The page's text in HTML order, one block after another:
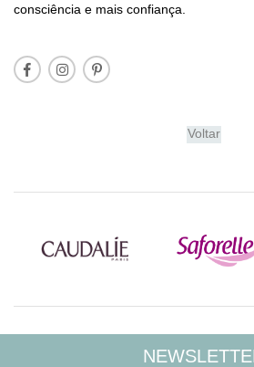
consciência e mais confiança.
Voltar